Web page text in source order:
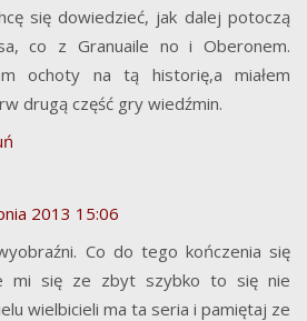
się dowiedzieć, jak dalej potoczą
co z Granuaile no i Oberonem.
ochoty na tą historię,a miałem
drugą część gry wiedźmin.
2013 15:06
Co do tego kończenia się
mi się ze zbyt szybko to się nie
wielbicieli ma ta seria i pamiętaj ze